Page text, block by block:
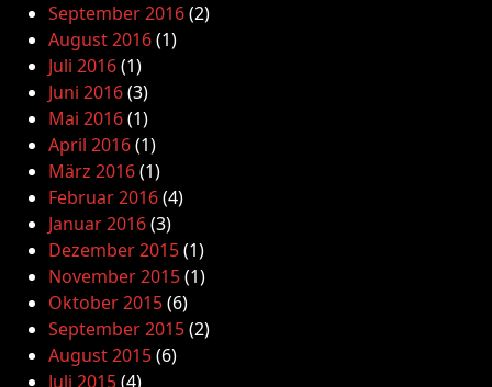
September 2016(2)
August 2016(1)
Juli 2016(1)
Juni 2016(3)
Mai 2016(1)
April 2016(1)
März 2016(1)
Februar 2016(4)
Januar 2016(3)
Dezember 2015(1)
November 2015(1)
Oktober 2015(6)
September 2015(2)
August 2015(6)
Juli 2015(4)